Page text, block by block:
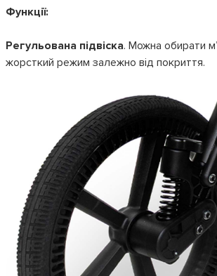
Функції:
Регульована підвіска. Можна обирати
жорсткий режим залежно від покриття.